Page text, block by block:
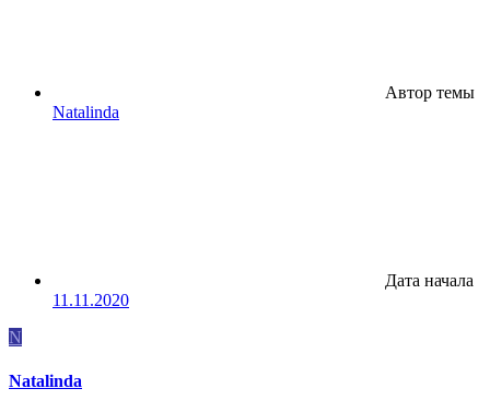
Автор темы
Natalinda
Дата начала
11.11.2020
N
Natalinda